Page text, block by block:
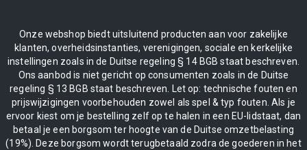
Onze webshop biedt uitsluitend producten aan voor zakelijke
klanten, overheidsinstanties, verenigingen, sociale en kerkelijke
instellingen zoals in de Duitse regeling § 14 BGB staat beschreven.
Ons aanbod is niet gericht op consumenten zoals in de Duitse
regeling § 13 BGB staat beschreven. Let op: technische fouten en
prijswijzigingen voorbehouden zowel als spel & typ fouten. Als je
ervoor kiest om je bestelling zelf op te halen in een EU-lidstaat, dan
betaal je een borgsom ter hoogte van de Duitse omzetbelasting
(19%). Deze borgsom wordt terugbetaald zodra de goederen in het